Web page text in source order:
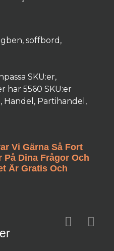
soffbord,
SKU:er,
har 5560 SKU:er
Handel, Partihandel,
Vi Gärna Så Fort
Dina Frågor Och
Är Gratis Och